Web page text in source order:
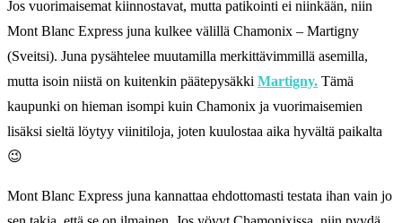
Jos vuorimaisemat kiinnostavat, mutta patikointi ei niinkään, niin
Mont Blanc Express juna kulkee välillä Chamonix – Martigny
(Sveitsi). Juna pysähtelee muutamilla merkittävimmillä asemilla,
mutta isoin niistä on kuitenkin päätepysäkki Martigny. Tämä
kaupunki on hieman isompi kuin Chamonix ja vuorimaisemien
lisäksi sieltä löytyy viinitiloja, joten kuulostaa aika hyvältä paikalta
😉
Mont Blanc Express juna kannattaa ehdottomasti testata ihan vain jo